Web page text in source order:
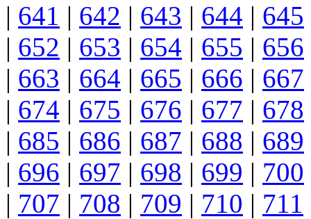
| 641 | 642 | 643 | 644 | 645
| 652 | 653 | 654 | 655 | 656
| 663 | 664 | 665 | 666 | 667
| 674 | 675 | 676 | 677 | 678
| 685 | 686 | 687 | 688 | 689
| 696 | 697 | 698 | 699 | 700
| 707 | 708 | 709 | 710 | 711